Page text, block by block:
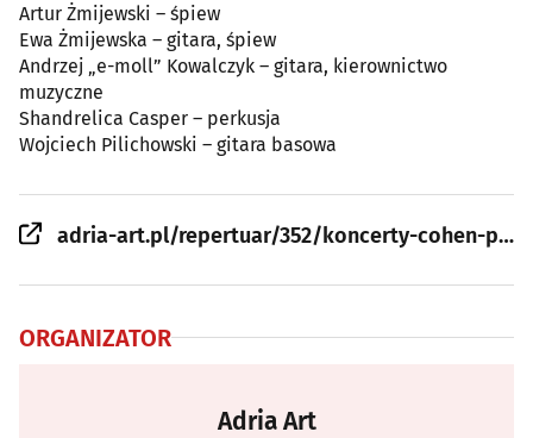
Artur Żmijewski – śpiew
Ewa Żmijewska – gitara, śpiew
Andrzej „e-moll” Kowalczyk – gitara, kierownictwo
muzyczne
Shandrelica Casper – perkusja
Wojciech Pilichowski – gitara basowa
adria-art.pl/repertuar/352/koncerty-cohen-po-milosci-kres-spiewa-artur-zmijewski
ORGANIZATOR
Adria Art